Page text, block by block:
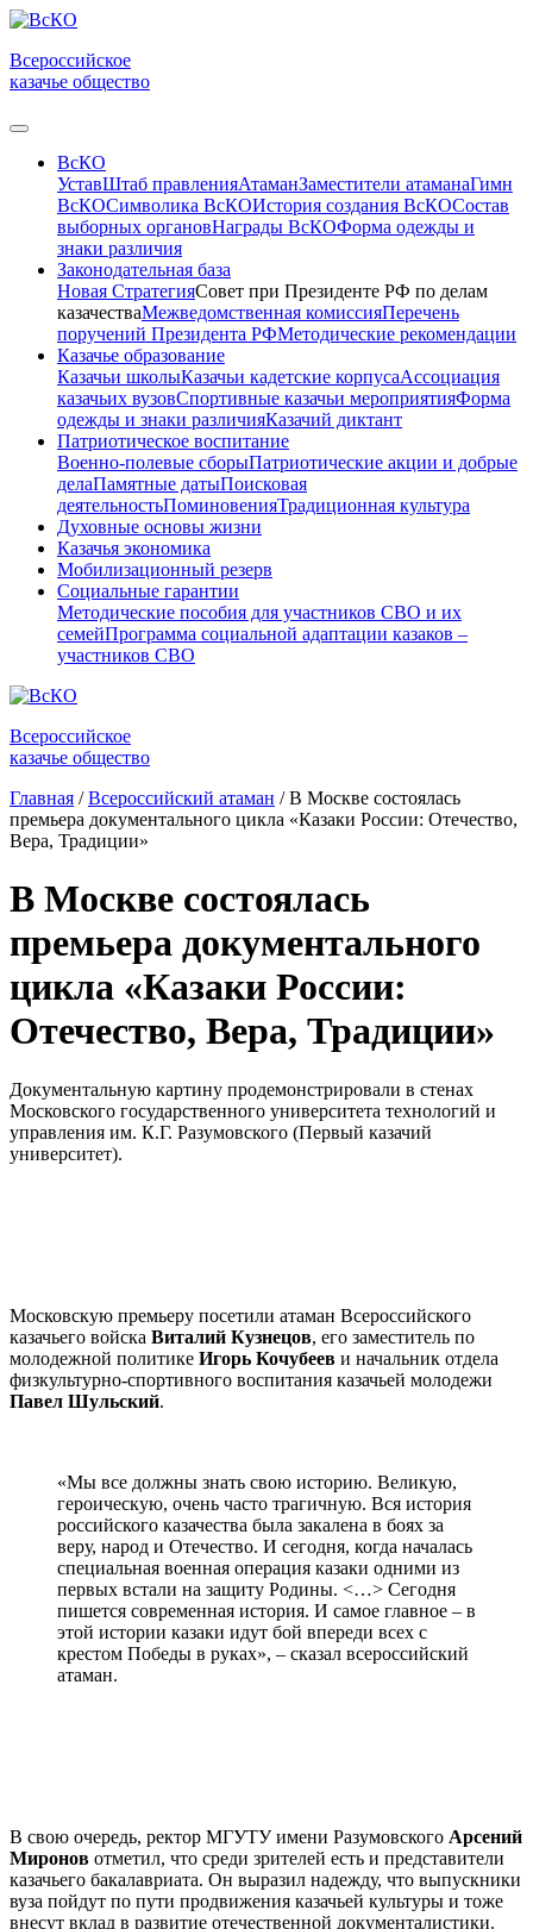
Всероссийское
казачье общество
ВсКО
УставШтаб правленияАтаманЗаместители атаманаГимн
ВсКОСимволика ВсКОИстория создания ВсКОСостав
выборных органовНаграды ВсКОФорма одежды и
знаки различия
Законодательная база
Новая СтратегияСовет при Президенте РФ по делам
казачестваМежведомственная комиссияПеречень
поручений Президента РФМетодические рекомендации
Казачье образование
Казачьи школыКазачьи кадетские корпусаАссоциация
казачьих вузовСпортивные казачьи мероприятияФорма
одежды и знаки различияКазачий диктант
Патриотическое воспитание
Военно-полевые сборыПатриотические акции и добрые
делаПамятные датыПоисковая
деятельностьПоминовенияТрадиционная культура
Духовные основы жизни
Казачья экономика
Мобилизационный резерв
Социальные гарантии
Методические пособия для участников СВО и их
семейПрограмма социальной адаптации казаков –
участников СВО
Всероссийское
казачье общество
Главная / Всероссийский атаман / В Москве состоялась
премьера документального цикла «Казаки России: Отечество,
Вера, Традиции»
В Москве состоялась
премьера документального
цикла «Казаки России:
Отечество, Вера, Традиции»
Документальную картину продемонстрировали в стенах
Московского государственного университета технологий и
управления им. К.Г. Разумовского (Первый казачий
университет).
Московскую премьеру посетили атаман Всероссийского
казачьего войска Виталий Кузнецов, его заместитель по
молодежной политике Игорь Кочубеев и начальник отдела
физкультурно-спортивного воспитания казачьей молодежи
Павел Шульский.
«Мы все должны знать свою историю. Великую,
героическую, очень часто трагичную. Вся история
российского казачества была закалена в боях за
веру, народ и Отечество. И сегодня, когда началась
специальная военная операция казаки одними из
первых встали на защиту Родины. <…> Сегодня
пишется современная история. И самое главное – в
этой истории казаки идут бой впереди всех с
крестом Победы в руках», – сказал всероссийский
атаман.
В свою очередь, ректор МГУТУ имени Разумовского Арсений
Миронов отметил, что среди зрителей есть и представители
казачьего бакалавриата. Он выразил надежду, что выпускники
вуза пойдут по пути продвижения казачьей культуры и тоже
внесут вклад в развитие отечественной документалистики.